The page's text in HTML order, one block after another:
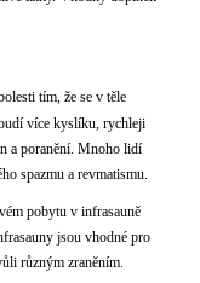
tím, že se v těle
více kyslíku, rychleji
a poranění. Mnoho lidí
spazmu a revmatismu.
pobytu v infrasauně
jsou vhodné pro
různým zraněním.